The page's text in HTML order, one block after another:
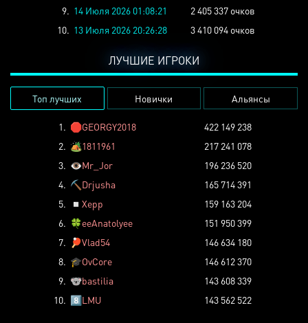
9. 14 Июля 2026 01:08:21
2 405 337 очков
10. 13 Июля 2026 20:26:28 3 410 094 очков
ЛУЧШИЕ ИГРОКИ
Топ лучших Новички Альянсы
1. 🛑GEORGY2018
422 149 238
2. 🏕️1811961
217 241 078
3. 👁️Mr_Jor
196 236 520
4. ⛏️ Drjusha
165 714 391
5.
◽ Xepp
159 163 204
6. 🍀eeAnatolyee
151 950 399
7.
🏓Vlad54
146 634 180
8. 🎓OvCore
146 612 370
9. 🐨bastilia
143 608 339
10. 8️⃣LMU 143 562 522